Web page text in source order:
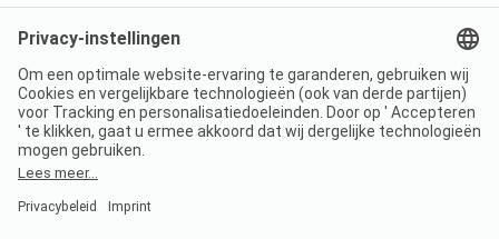
Imprint
Jouw privacy
Voorwaarden
Wet digitale diensten